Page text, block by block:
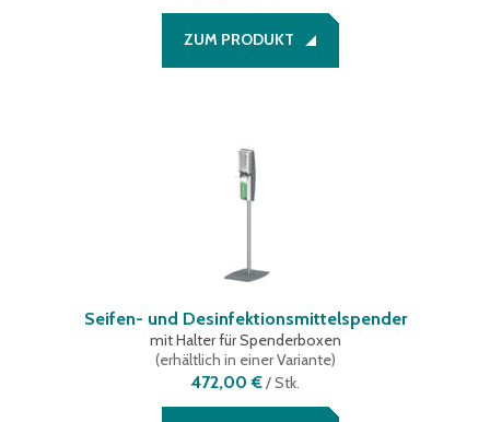
ZUM PRODUKT
Seifen- und Desinfektionsmittelspender
mit Halter für Spenderboxen
(erhältlich in einer Variante)
472,00 €/Stk.